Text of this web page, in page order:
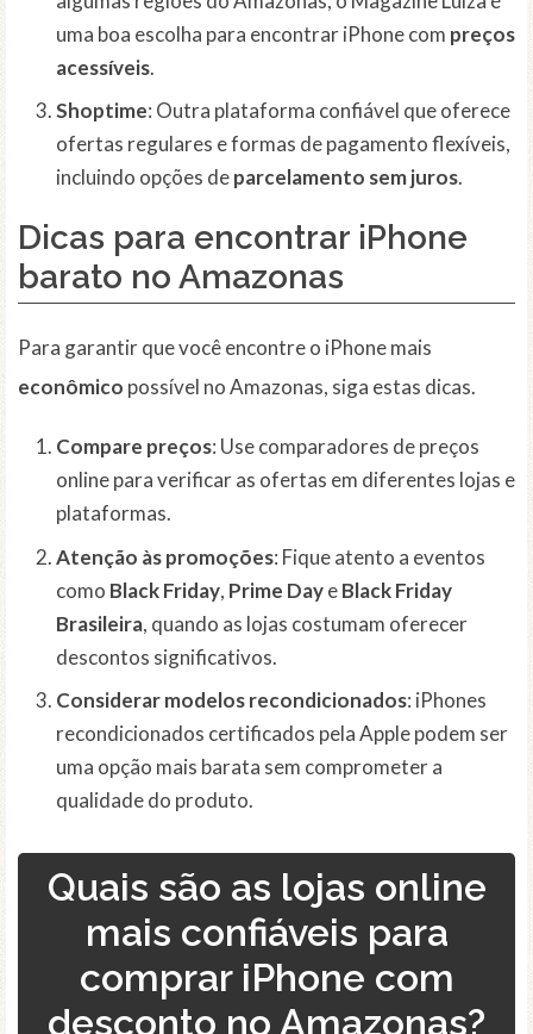
uma boa escolha para encontrar iPhone com preços
acessíveis.
Shoptime: Outra plataforma confiável que oferece
ofertas regulares e formas de pagamento flexíveis,
incluindo opções deparcelamento sem juros.
Dicas para encontrar iPhone
barato no Amazonas
Para garantir que você encontre o iPhone mais
econômico possível no Amazonas, siga estas dicas.
Compare preços: Use comparadores de preços
online para verificar as ofertas em diferentes lojas e
plataformas.
Atenção às promoções: Fique atento a eventos
como Black Friday, Prime DayeBlack Friday
Brasileira, quando as lojas costumam oferecer
descontos significativos.
Considerar modelos recondicionados: iPhones
recondicionados certificados pela Apple podem ser
uma opção mais barata sem comprometer a
qualidade do produto.
Quais são as lojas online
mais confiáveis para
comprar iPhone com
desconto no Amazonas?